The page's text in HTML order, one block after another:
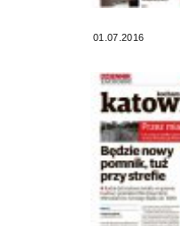
01.07.2016